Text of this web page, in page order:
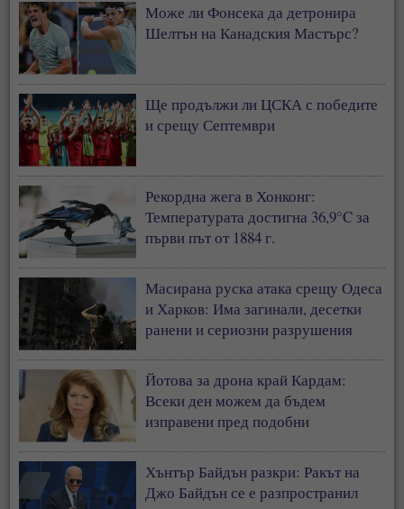
Може ли Фонсека да детронира
Шелтън на Канадския Мастърс?
Ще продължи ли ЦСКА с победите
и срещу Септември
Рекордна жега в Хонконг:
Температурата достигна 36,9°C за
първи път от 1884 г.
Масирана руска атака срещу Одеса
и Харков: Има загинали, десетки
ранени и сериозни разрушения
Йотова за дрона край Кардам:
Всеки ден можем да бъдем
изправени пред подобни
Хънтър Байдън разкри: Ракът на
Джо Байдън се е разпространил